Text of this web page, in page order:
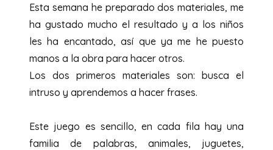
Esta semana he preparado dos materiales, me
ha gustado mucho el resultado y a los niños
les ha encantado, así que ya me he puesto
manos a la obra para hacer otros.
Los dos primeros materiales son: busca el
intruso y aprendemos a hacer frases.
Este juego es sencillo, en cada fila hay una
familia de palabras, animales, juguetes,